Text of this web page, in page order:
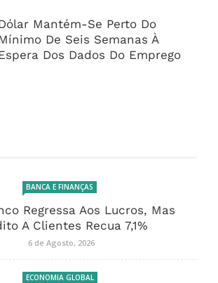
Mantém-Se Perto Do
De Seis Semanas À
Dos Dados Do Emprego
BANCA E FINANÇAS
Regressa Aos Lucros, Mas
A Clientes Recua 7,1%
6 de Agosto, 2026
ECONOMIA GLOBAL